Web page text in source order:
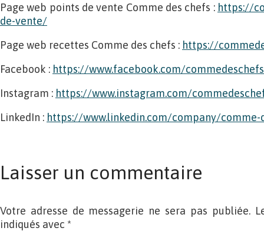
Page web points de vente Comme des chefs : https://
de-vente/
Page web recettes Comme des chefs : https://
Facebook : https://www.facebook.com/commedeschefs
Instagram : https://www.instagram.com/
LinkedIn : https://www.linkedin.com/company/comme-
Laisser un commentaire
Votre adresse de messagerie ne sera pas publiée.
indiqués avec *